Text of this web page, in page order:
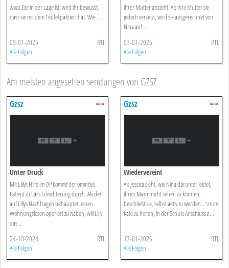
wozu Zoe in der Lage ist, wird ihr bewusst,
dass sie mit dem Teufel paktiert hat. Wie ...
09-01-2025 RTL
Alle Folgen
ihrer Mutter ansteht. Als ihre Mutter sie
jedoch versetzt, wird sie ausgerechnet von
Nina auf ...
03-01-2025 RTL
Alle Folgen
Am meisten angesehen sendungen von GZSZ
Gzsz
Unter Druck
Mit Lillys Hilfe im OP kommt der ominöse
Patient zu Lars Erleichterung durch. Als der
auf Lillys Nachfragen behauptet, einen
Wohnungslosen operiert zu haben, will Lilly
das ...
24-10-2024 RTL
Alle Folgen
Gzsz
Wiedervereint
Als Jessica sieht, wie Nina darunter leidet,
ihren Mann nicht sehen zu können,
beschließt sie, selbst aktiv zu werden...\nUm
Kate zu helfen, in der Schule Anschluss z ...
17-01-2025 RTL
Alle Folgen